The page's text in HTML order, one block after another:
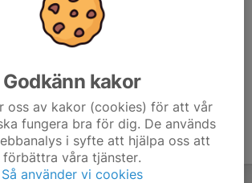
Godkänn kakor
oss av kakor (cookies) för att vår
fungera bra för dig. De används
i syfte att hjälpa oss att
förbättra våra tjänster.
Så använder vi cookies